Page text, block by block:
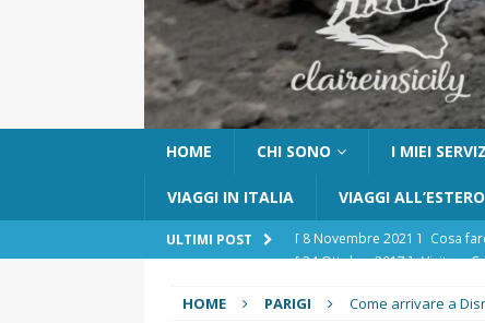
HOME CHI SONO I MIEI
VIAGGI IN ITALIA VIAGGI ALL’ESTERO
ULTIMI POST [ 24 Ottobre 2017 ] Visitare
percorso e consigli utili
HOME PARIGI Come arrivare a